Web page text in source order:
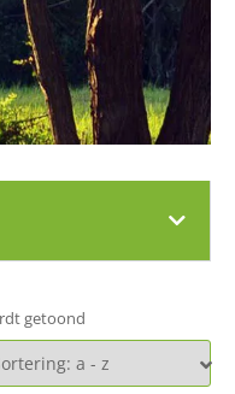
getoond